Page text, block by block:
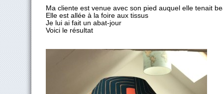
Ma cliente est venue avec son pied auquel elle tenait
Elle est allée à la foire aux tissus
Je lui ai fait un abat-jour
Voici le résultat